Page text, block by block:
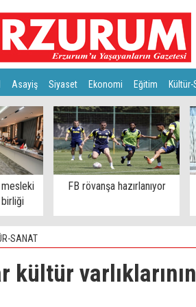
Asayiş Siyaset Ekonomi Eğitim
mesleki
FB rövanşa hazırlanıyor
SANAT
kültür